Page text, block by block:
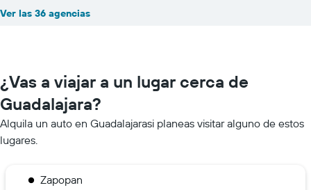
Ver las 36 agencias
¿Vas a viajar a un lugar cerca de
Guadalajara?
Alquila un auto en Guadalajarasi planeas visitar alguno de estos
lugares.
Zapopan